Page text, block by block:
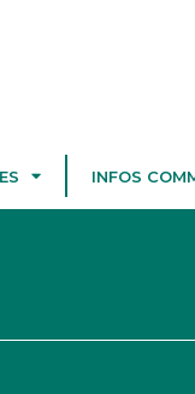
INFOS